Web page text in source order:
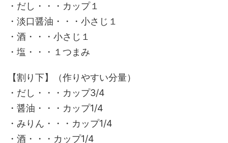
・だし・・・カップ１
・淡口醤油・・・小さじ１
・酒・・・小さじ１
・塩・・・１つまみ
【割り下】（作りやすい分量）
・だし・・・カップ3/4
・醤油・・・カップ1/4
・みりん・・・カップ1/4
・酒・・・カップ1/4